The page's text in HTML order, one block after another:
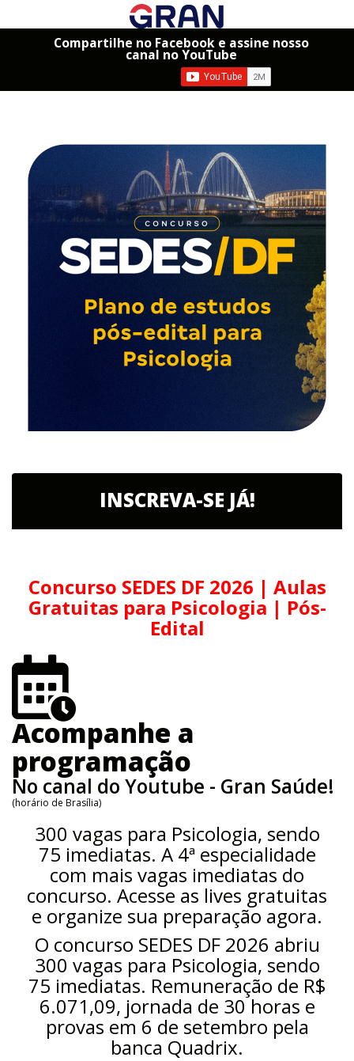
Compartilhe no Facebook e assine nosso
canal no YouTube
INSCREVA-SE JÁ!
Concurso SEDES DF 2026 | Aulas
Gratuitas para Psicologia | Pós-
Edital
Acompanhe a
programação
No canal do Youtube - Gran Saúde!
(horário de Brasília)
300 vagas para Psicologia, sendo
75 imediatas. A 4ª especialidade
com mais vagas imediatas do
concurso. Acesse as lives gratuitas
e organize sua preparação agora.
O concurso SEDES DF 2026 abriu
300 vagas para Psicologia, sendo
75 imediatas. Remuneração de R$
6.071,09, jornada de 30 horas e
provas em 6 de setembro pela
banca Quadrix.